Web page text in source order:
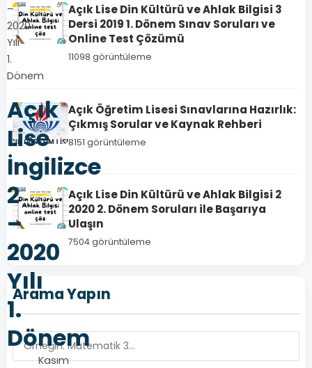
–
2020
Yılı
1.
Dönem
Açık
Lise
İngilizce
2
–
2020
Yılı
1.
Dönem
Kasım
Açık Lise Din Kültürü ve Ahlak Bilgisi 3
Dersi 2019 1. Dönem Sınav Soruları ve
Online Test Çözümü
11098 görüntüleme
Açık Öğretim Lisesi Sınavlarına Hazırlık:
Çıkmış Sorular ve Kaynak Rehberi
8151 görüntüleme
Açık Lise Din Kültürü ve Ahlak Bilgisi 2
2020 2. Dönem Soruları ile Başarıya
Ulaşın
7504 görüntüleme
Arama Yapın